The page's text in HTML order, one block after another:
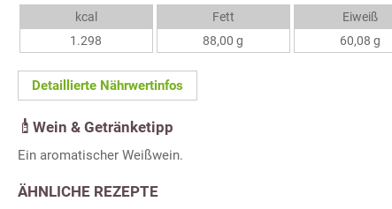
kcal
1.298
Fett
88,00 g
Eiweiß
60,08 g
Detaillierte Nährwertinfos
Wein & Getränketipp
Ein aromatischer Weißwein.
ÄHNLICHE REZEPTE